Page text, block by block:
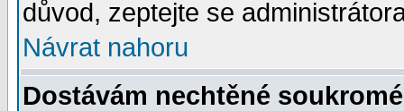
důvod, zeptejte se
Návrat nahoru
Dostávám nechtěné